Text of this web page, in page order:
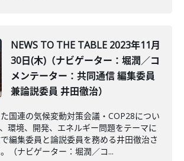
NEWS TO THE TABLE 2023年11月
30日(木)（ナビゲーター：堀潤／コ
メンテーター：共同通信 編集委員
兼論説委員 井田徹治）
国連の気候変動対策会議・COP28につい
環境、開発、エネルギー問題をテーマに
編集委員と論説委員を務める井田徹治さ
（ナビゲーター：堀潤／コ...